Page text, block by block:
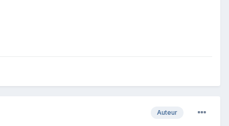
Auteur